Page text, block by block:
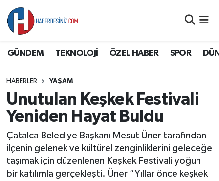
GÜNDEM TEKNOLOJİ ÖZEL HABER SPOR
HABERLER YAŞAM
Unutulan Keşkek Festivali
Yeniden Hayat Buldu
Çatalca Belediye Başkanı Mesut Üner tarafından
ilçenin gelenek ve kültürel zenginliklerini geleceğe
taşımak için düzenlenen Keşkek Festivali yoğun
bir katılımla gerçekleşti. Üner “Yıllar önce keşkek
EKONOMİ
GÜNDEM
ÖZEL HABER
SAĞLIK
Namaz Vakitleri
Trafik Durumu
Süper Lig Puan Durumu ve Fikstür
Tüm Manşetler